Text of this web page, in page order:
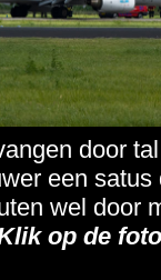
door
een
wel door
op de